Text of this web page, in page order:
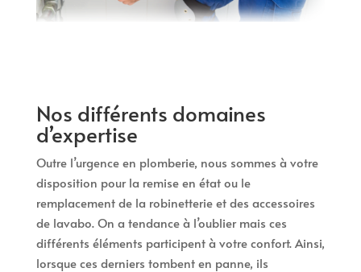
Nos différents domaines
d’expertise
Outre l’urgence en plomberie, nous sommes à votre
disposition pour la remise en état ou le
remplacement de la robinetterie et des accessoires
de lavabo. On a tendance à l’oublier mais ces
différents éléments participent à votre confort. Ainsi,
lorsque ces derniers tombent en panne, ils